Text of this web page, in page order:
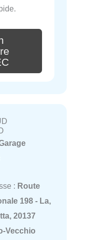
: Route
198 - La,
20137
Vecchio